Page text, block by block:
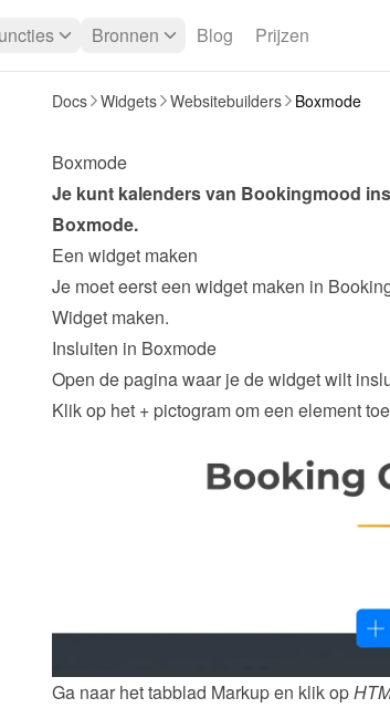
Bronnen Blog Prijzen
Docs Widgets Websitebuilders Boxmode
Boxmode
Boxmode.
Een widget maken
Widget maken.
Insluiten in Boxmode
Open de pagina waar je de widget wilt
Klik op het + pictogram om een element
Ga naar het tabblad Markup en klik op